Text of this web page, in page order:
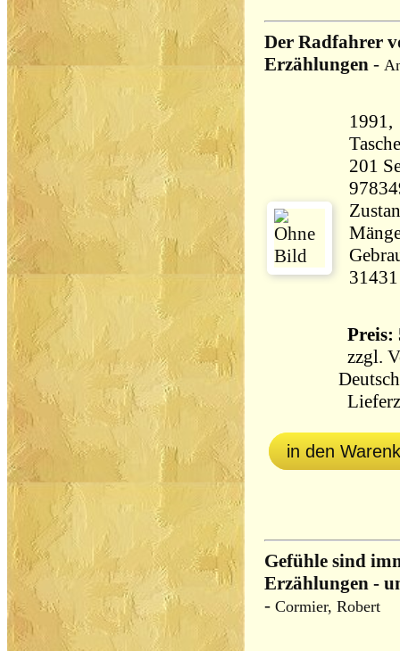
Der Radfahrer
Erzählungen -
1991,
201 Seiten
31431
Preis:
zzgl.
in den
Gefühle sind
Erzählungen -
- Cormier, Robert